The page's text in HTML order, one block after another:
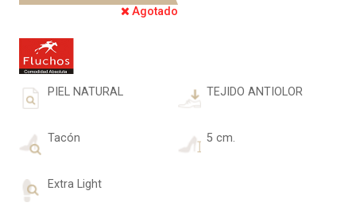
Agotado
PIEL NATURAL TEJIDO ANTIOLOR
Tacón 5 cm.
Extra Light